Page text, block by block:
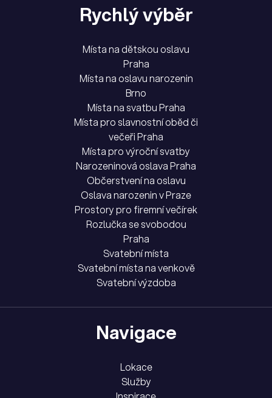
Rychlý výběr
Místa na dětskou oslavu
Praha
Místa na oslavu narozenin
Brno
Místa na svatbu Praha
Místa pro slavnostní oběd či
večeři Praha
Místa pro výroční svatby
Narozeninová oslava Praha
Občerstvení na oslavu
Oslava narozenin v Praze
Prostory pro firemní večírek
Rozlučka se svobodou
Praha
Svatební místa
Svatební místa na venkově
Svatební výzdoba
Navigace
Lokace
Služby